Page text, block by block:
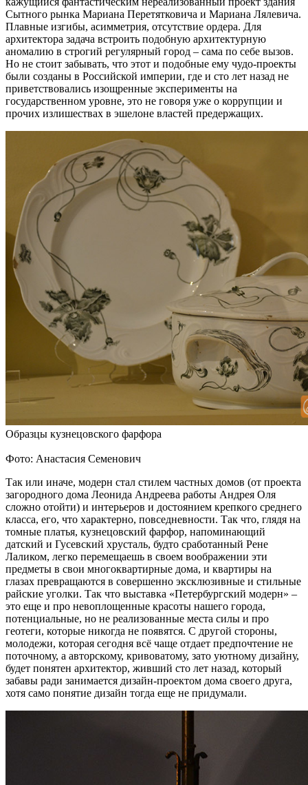
Сытного рынка Мариана Перетятковича и Мариана Лялевича.
Плавные изгибы, асимметрия, отсутствие ордера. Для
архитектора задача встроить подобную архитектурную
аномалию в строгий регулярный город – сама по себе вызов.
Но не стоит забывать, что этот и подобные ему чудо-проекты
были созданы в Российской империи, где и сто лет назад не
приветствовались изощренные эксперименты на
государственном уровне, это не говоря уже о коррупции и
прочих излишествах в эшелоне властей предержащих.
Образцы кузнецовского фарфора
Фото: Анастасия Семенович
Так или иначе, модерн стал стилем частных домов (от проекта
загородного дома Леонида Андреева работы Андрея Оля
сложно отойти) и интерьеров и достоянием крепкого среднего
класса, его, что характерно, повседневности. Так что, глядя на
томные платья, кузнецовский фарфор, напоминающий
датский и Гусевский хрусталь, будто сработанный Рене
Лаликом, легко перемещаешь в своем воображении эти
предметы в свои многоквартирные дома, и квартиры на
глазах превращаются в совершенно эксклюзивные и стильные
райские уголки. Так что выставка «Петербургский модерн» –
это еще и про невоплощенные красоты нашего города,
потенциальные, но не реализованные места силы и про
геотеги, которые никогда не появятся. С другой стороны,
молодежи, которая сегодня всё чаще отдает предпочтение не
поточному, а авторскому, кривоватому, зато уютному дизайну,
будет понятен архитектор, живший сто лет назад, который
забавы ради занимается дизайн-проектом дома своего друга,
хотя само понятие дизайн тогда еще не придумали.